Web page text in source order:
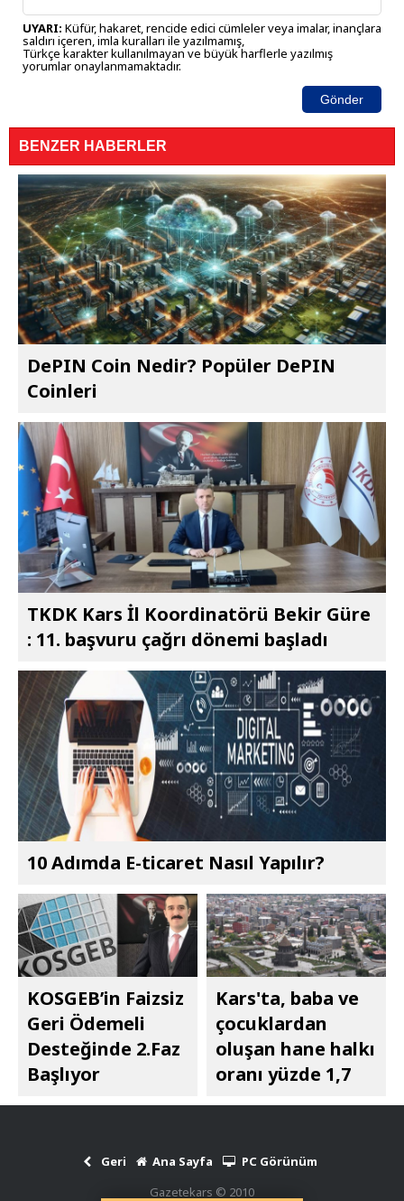
UYARI: Küfür, hakaret, rencide edici cümleler veya imalar, inançlara
saldırı içeren, imla kuralları ile yazılmamış,
Türkçe karakter kullanılmayan ve büyük harflerle yazılmış
yorumlar onaylanmamaktadır.
Gönder
BENZER HABERLER
DePIN Coin Nedir? Popüler DePIN
Coinleri
TKDK Kars İl Koordinatörü Bekir Güre
: 11. başvuru çağrı dönemi başladı
10 Adımda E-ticaret Nasıl Yapılır?
KOSGEB’in Faizsiz
Geri Ödemeli
Desteğinde 2.Faz
Başlıyor
Kars'ta, baba ve
çocuklardan
oluşan hane halkı
oranı yüzde 1,7
Geri Ana Sayfa
PC Görünüm
Gazetekars © 2010